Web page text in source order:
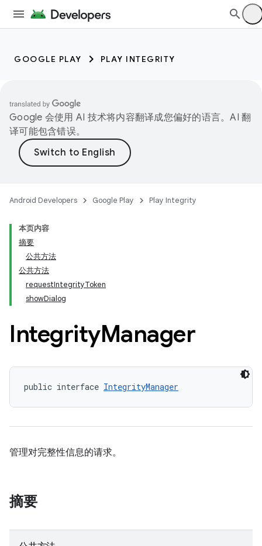
GOOGLE PLAY PLAY INTEGRITY
Google 会使用 AI 技术将内容翻译成您偏好的语言。AI 翻
译可能包含错误。
Android Developers Google Play Play Integrity
本页内容
摘要
公共方法
公共方法
requestIntegrityToken
showDialog
IntegrityManager
public interface IntegrityManager
管理对完整性信息的请求。
摘要